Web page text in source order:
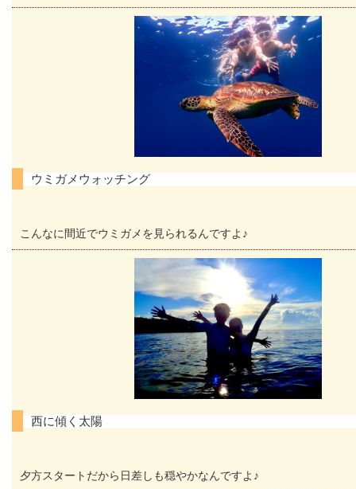
ウミガメウォッチング
こんなに間近でウミガメを見られるんですよ♪
西に傾く太陽
夕方スタートだから日差しも穏やかなんですよ♪